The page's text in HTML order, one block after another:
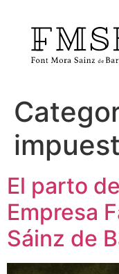
Inicio
Font Mora Sainz
Equipo
El parto
Empresa
Sáinz de